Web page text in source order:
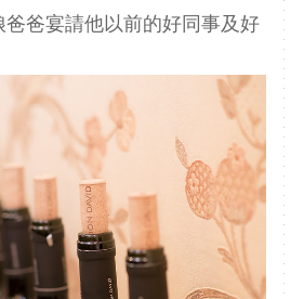
爸宴請他以前的好同事及好